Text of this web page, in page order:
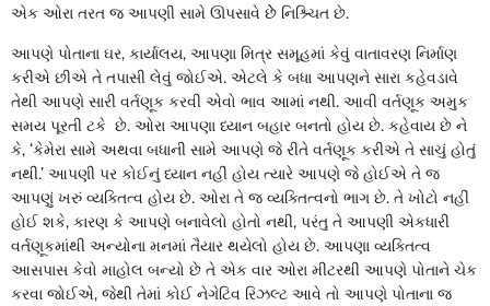
એક ઓરા તરત જ આપણી સામે ઊપસાવે છેે નિશ્ર્ચિત છે.
આપણે પોતાના ઘર, કાર્યાલય, આપણા મિત્ર સમૂહમાં કેવું વાતાવરણ નિર્માણ
કરીએ છીએ તે તપાસી લેવું જોઈએ. એટલે કે બધા આપણને સારા કહેવડાવે
તેથી આપણે સારી વર્તણૂક કરવી એવો ભાવ આમાં નથી. આવી વર્તણૂક અમુક
સમય પૂરતી ટકે છે. ઓરા આપણા ધ્યાન બહાર બનતો હોય છે. કહેવાય છે ને
કે, ‘કેમેરા સામે અથવા બધાની સામે આપણે જે રીતે વર્તણૂક કરીએ તે સાચું હોતું
નથી.’ આપણી પર કોઈનું ધ્યાન નહીં હોય ત્યારે આપણે જે હોઈએ તે જ
આપણું ખરું વ્યક્તિત્વ હોય છે. ઓરા તે જ વ્યક્તિત્વનો ભાગ છે. તે ખોટો નહીં
હોઈ શકે, કારણ કે આપણે બનાવેલો હોતો નથી, પરંતુ તે આપણી એકધારી
વર્તણૂકમાંથી અન્યોના મનમાં તૈયાર થયેલો હોય છે. આપણા વ્યક્તિત્વ
આસપાસ કેવો માહોલ બન્યો છે તે એક વાર ઓરા મીટરથી આપણે પોતાને ચેક
કરવા જોઈએ, જેથી તેમાં કોઈ નેગેટિવ રિઝલ્ટ આવે તો આપણે પોતાના જ